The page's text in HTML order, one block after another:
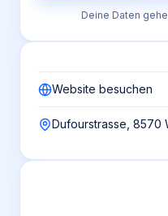
Deine Daten
Website besuchen
Dufourstrasse, 8570